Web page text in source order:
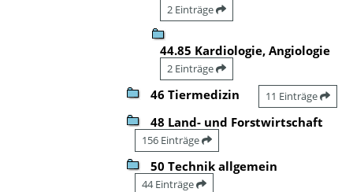
2 Einträge
44.85 Kardiologie, Angiologie
2 Einträge
46 Tiermedizin 11 Einträge
48 Land- und Forstwirtschaft
156 Einträge
50 Technik allgemein
44 Einträge